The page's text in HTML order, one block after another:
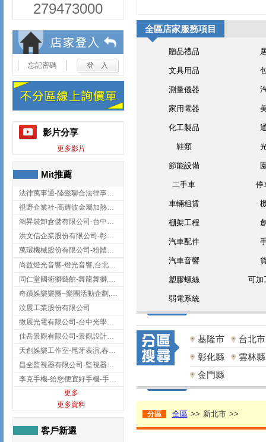
279473000
忘記密碼
影片分享
更多影片
Mit推薦
法律萬事通-陸懿聯合法律事務所
視野企業社-高週波金屬加熱設備,彰化高週波金屬加熱設備
鴻昇裝卸倉儲有限公司-台中貨櫃裝卸
洪文信企業股份有限公司-彰化鋅合金鑄造,彰化五金加工,彰化五金配件
萬環機械股份有限公司-粉體塗裝設備,輸送機,輸送機設備,台南輸送機
尚益燈光音響-燈光音響,台北燈光音響,台北燈光音響出租
同仁堂國術獅藝館-舞龍舞獅,台中舞龍舞獅
奇蹟娛樂樂團–樂團活動企劃,台中樂團表演,台中婚禮樂團
汶展工業股份有限公司
微展光電有限公司-台中光學鍍膜,optical filter taiwan,台灣光學鍍膜
佳岳景觀有限公司-景觀設計公司,台北景觀設計,台北景觀工程,中山區景觀設計
天創娛樂工作室-尾牙表演,春酒表演,板橋尾牙表演
昌全監視器有限公司-監視器安裝,高雄監視器安裝,鳳山區監視器安裝
李克手機-給您便宜好手機-手機收購,屏東手機收購
更多
更多資料
客戶新選
全區店家服務項目
贈品禮品
文具用品
測量儀器
家用電器
化工製品
鞋類
節能設備
二手車 停
車輛租賃
棚架工程
汽車配件
汽車音響
塑膠螺絲 可加
弱電系統
基隆市
台北市
彰化縣
雲林縣
金門縣
分區 全區 >> 新北市 >>